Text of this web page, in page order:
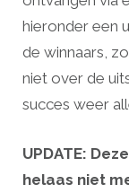
hieronder een
de winnaars,
niet over de
succes weer
UPDATE:
helaas niet